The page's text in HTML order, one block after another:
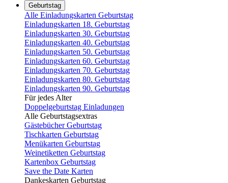
Geburtstag
Alle Einladungskarten Geburtstag
Einladungskarten 18. Geburtstag
Einladungskarten 30. Geburtstag
Einladungskarten 40. Geburtstag
Einladungskarten 50. Geburtstag
Einladungskarten 60. Geburtstag
Einladungskarten 70. Geburtstag
Einladungskarten 80. Geburtstag
Einladungskarten 90. Geburtstag
Für jedes Alter
Doppelgeburtstag Einladungen
Alle Geburtstagsextras
Gästebücher Geburtstag
Tischkarten Geburtstag
Menükarten Geburtstag
Weinetiketten Geburtstag
Kartenbox Geburtstag
Save the Date Karten
Dankeskarten Geburtstag